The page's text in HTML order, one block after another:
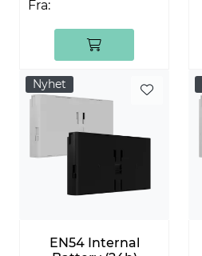
Fra:
Nyhet
EN54 Internal